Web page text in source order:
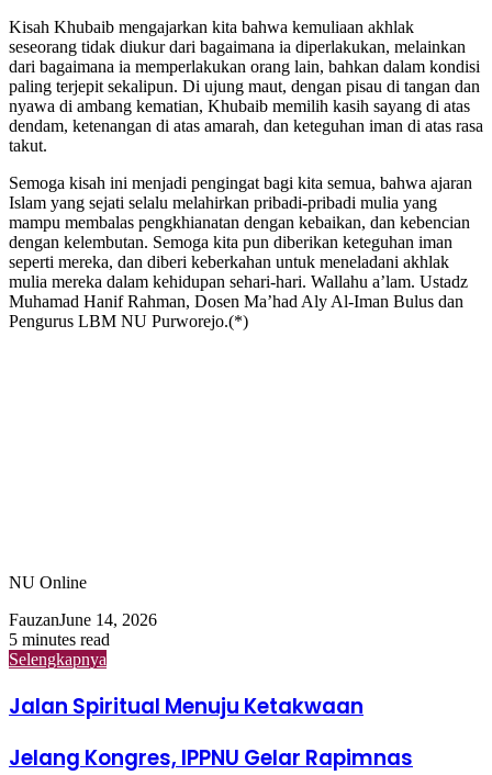
Kisah Khubaib mengajarkan kita bahwa kemuliaan akhlak
seseorang tidak diukur dari bagaimana ia diperlakukan, melainkan
dari bagaimana ia memperlakukan orang lain, bahkan dalam kondisi
paling terjepit sekalipun. Di ujung maut, dengan pisau di tangan dan
nyawa di ambang kematian, Khubaib memilih kasih sayang di atas
dendam, ketenangan di atas amarah, dan keteguhan iman di atas rasa
takut.
Semoga kisah ini menjadi pengingat bagi kita semua, bahwa ajaran
Islam yang sejati selalu melahirkan pribadi-pribadi mulia yang
mampu membalas pengkhianatan dengan kebaikan, dan kebencian
dengan kelembutan. Semoga kita pun diberikan keteguhan iman
seperti mereka, dan diberi keberkahan untuk meneladani akhlak
mulia mereka dalam kehidupan sehari-hari. Wallahu a’lam. Ustadz
Muhamad Hanif Rahman, Dosen Ma’had Aly Al-Iman Bulus dan
Pengurus LBM NU Purworejo.(*)
NU Online
FauzanJune 14, 2026
5 minutes read
Selengkapnya
Jalan Spiritual Menuju Ketakwaan
Jelang Kongres, IPPNU Gelar Rapimnas